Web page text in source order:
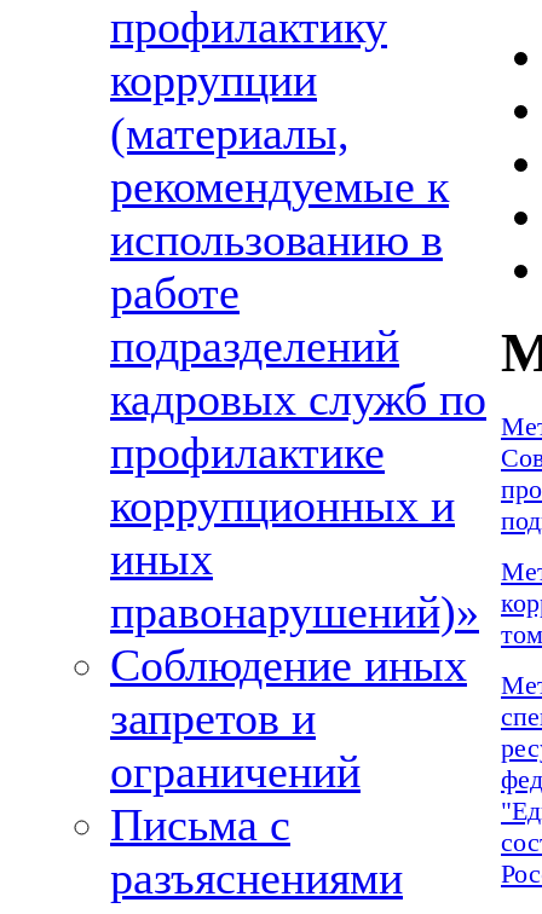
профилактику
коррупции
(материалы,
рекомендуемые к
использованию в
работе
подразделений
кадровых служб по
профилактике
коррупционных и
иных
правонарушений)»
Соблюдение иных
запретов и
ограничений
Письма с
разъяснениями